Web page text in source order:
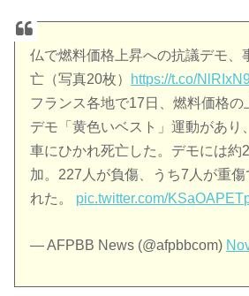
仏で燃料価格上昇への抗議デモ、
亡（写真20枚）
https://t.co/
フランス各地で17日、燃料価格の
デモ「黄色いベスト」運動があり
車にひかれ死亡した。デモには約
加。227人が負傷、うち7人が重傷
れた。 pic.twitter.com/
— AFPBB News (@afpbbcom)